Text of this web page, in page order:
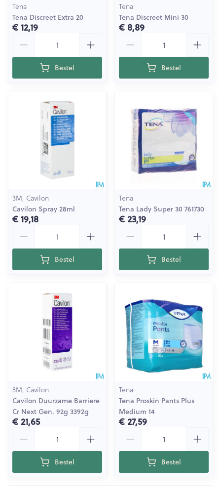
Tena
Tena Discreet Extra 20
€ 12,19
Bestel
Tena
Tena Discreet Mini 30
€ 8,89
Bestel
3M, Cavilon
Cavilon Spray 28ml
€ 19,18
Bestel
Tena
Tena Lady Super 30 761730
€ 23,19
Bestel
3M, Cavilon
Cavilon Duurzame Barriere
Cr Next Gen. 92g 3392g
€ 21,65
Bestel
Tena
Tena Proskin Pants Plus
Medium 14
€ 27,59
Bestel